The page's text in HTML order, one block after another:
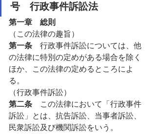
号　行政事件訴訟法
第一章　総則
（この法律の趣旨）
第一条 行政事件訴訟については、他
の法律に特別の定めがある場合を除く
ほか、この法律の定めるところによ
る。
（行政事件訴訟）
第二条
この法律において「行政事件
訴訟」とは、抗告訴訟、当事者訴訟、
民衆訴訟及び機関訴訟をいう。